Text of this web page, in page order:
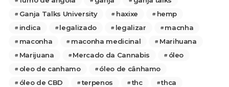
Ganja Talks University
haxixe
hemp
indica
legalizado legalizar
macnha
maconha
maconha medicinal
Marihuana
Marijuana
Mercado da Cannabis
óleo
oleo de canhamo
óleo de cânhamo
óleo de CBD
terpenos thc
thca